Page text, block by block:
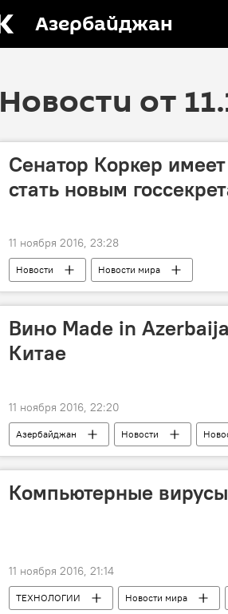
Азербайджан
Новости от
Сенатор Коркер
стать новым
11 ноября 2016, 23:28
Новости Новости мира
Вино Made in
Китае
11 ноября 2016, 22:20
Азербайджан Новости
Компьютерные
11 ноября 2016, 21:14
ТЕХНОЛОГИИ Новости мира